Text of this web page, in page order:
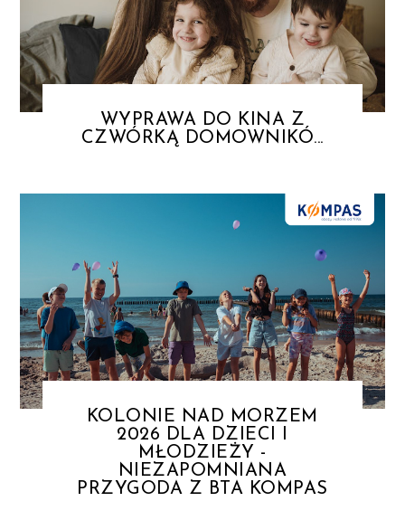
WYPRAWA DO KINA Z
CZWÓRKĄ DOMOWNIKÓ...
KOLONIE NAD MORZEM
2026 DLA DZIECI I
MŁODZIEŻY -
NIEZAPOMNIANA
PRZYGODA Z BTA KOMPAS